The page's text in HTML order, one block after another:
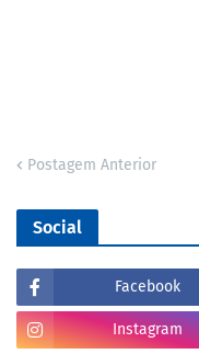
Postagem Anterior
Social
Facebook
Instagram